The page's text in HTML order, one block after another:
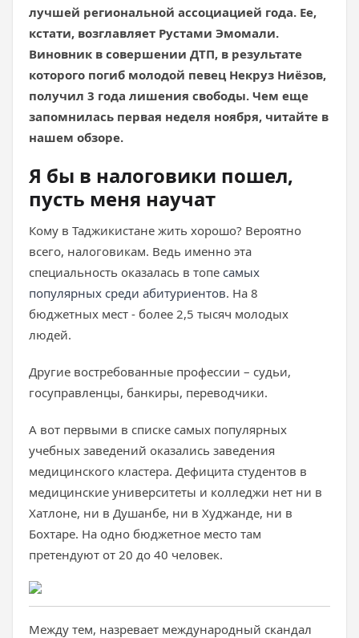
лучшей региональной ассоциацией года. Ее,
кстати, возглавляет Рустами Эмомали.
Виновник в совершении ДТП, в результате
которого погиб молодой певец Некруз Ниёзов,
получил 3 года лишения свободы. Чем еще
запомнилась первая неделя ноября, читайте в
нашем обзоре.
Я бы в налоговики пошел,
пусть меня научат
Кому в Таджикистане жить хорошо? Вероятно
всего, налоговикам. Ведь именно эта
специальность оказалась в топе самых
популярных среди абитуриентов. На 8
бюджетных мест - более 2,5 тысяч молодых
людей.
Другие востребованные профессии – судьи,
госуправленцы, банкиры, переводчики.
А вот первыми в списке самых популярных
учебных заведений оказались заведения
медицинского кластера. Дефицита студентов в
медицинские университеты и колледжи нет ни в
Хатлоне, ни в Душанбе, ни в Худжанде, ни в
Бохтаре. На одно бюджетное место там
претендуют от 20 до 40 человек.
Между тем, назревает международный скандал